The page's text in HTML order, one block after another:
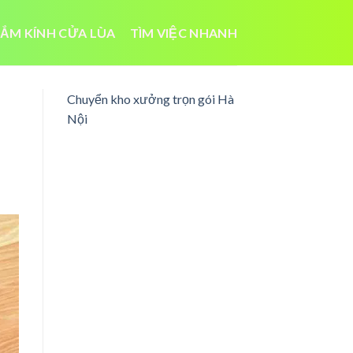
KÍNH CỬA LÙA TÌM VIỆC NHANH
Chuyển kho xưởng trọn gói Hà
Nội